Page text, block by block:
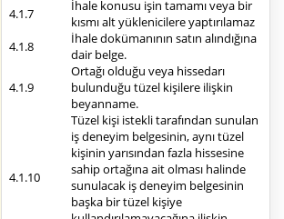
4.1.7
İhale konusu işin tamamı veya bir
kısmı alt yüklenicilere yaptırılamaz
4.1.8
İhale dokümanının satın alındığına
dair belge.
4.1.9
Ortağı olduğu veya hissedarı
bulunduğu tüzel kişilere ilişkin
beyanname.
4.1.10
Tüzel kişi istekli tarafından sunulan
iş deneyim belgesinin, aynı tüzel
kişinin yarısından fazla hissesine
sahip ortağına ait olması halinde
sunulacak iş deneyim belgesinin
başka bir tüzel kişiye